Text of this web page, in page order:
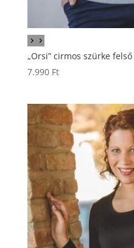
„Orsi” cirmos szürke felső
7.990 Ft